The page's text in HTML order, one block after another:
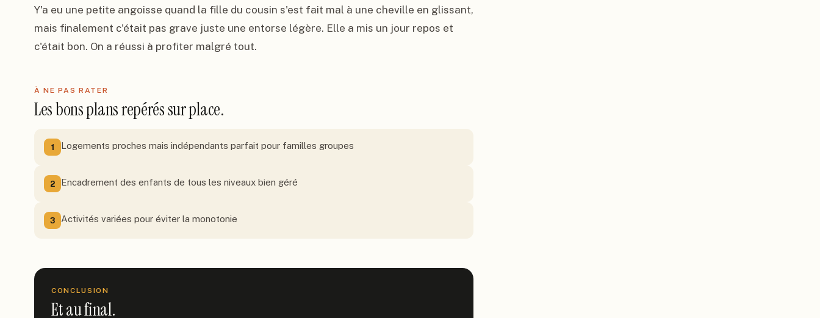
Y'a eu une petite angoisse quand la fille du cousin s'est fait mal à une cheville en glissant,
mais finalement c'était pas grave juste une entorse légère. Elle a mis un jour repos et
c'était bon. On a réussi à profiter malgré tout.
À NE PAS RATER
Les bons plans repérés sur place.
1 Logements proches mais indépendants parfait pour familles groupes
2 Encadrement des enfants de tous les niveaux bien géré
3 Activités variées pour éviter la monotonie
CONCLUSION
Et au final.